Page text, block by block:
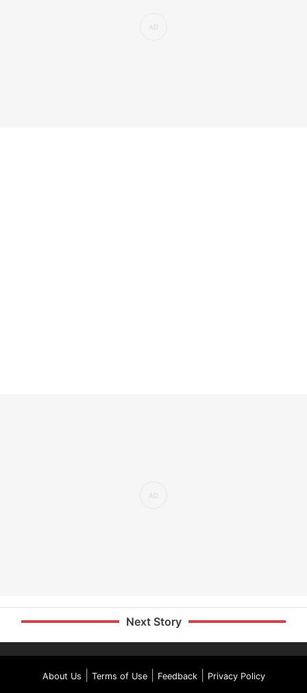
Next Story
About Us Terms of Use| Feedback| Privacy Policy